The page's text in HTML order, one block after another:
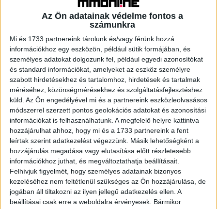
Az Ön adatainak védelme fontos a
számunkra
Mi és 1733 partnereink tárolunk és/vagy férünk hozzá
információkhoz egy eszközön, például sütik formájában, és
személyes adatokat dolgozunk fel, például egyedi azonosítókat
és standard információkat, amelyeket az eszköz személyre
szabott hirdetésekhez és tartalomhoz, hirdetések és tartalmak
méréséhez, közönségmérésekhez és szolgáltatásfejlesztéshez
küld. Az Ön engedélyével mi és a partnereink eszközleolvasásos
módszerrel szerzett pontos geolokációs adatokat és azonosítási
információkat is felhasználhatunk. A megfelelő helyre kattintva
hozzájárulhat ahhoz, hogy mi és a 1733 partnereink a fent
leírtak szerint adatkezelést végezzünk. Másik lehetőségként a
hozzájárulás megadása vagy elutasítása előtt részletesebb
információkhoz juthat, és megváltoztathatja beállításait.
Felhívjuk figyelmét, hogy személyes adatainak bizonyos
kezeléséhez nem feltétlenül szükséges az Ön hozzájárulása, de
jogában áll tiltakozni az ilyen jellegű adatkezelés ellen. A
beállításai csak erre a weboldalra érvényesek. Bármikor
alkalmazása: a sörgyár 100%-ban magyar árpát használ,
és kiemelt figyelmet fordít a magyar komlótermesztés
újjáélesztésére, felvirágoztatására az Ökumenikus
Segélyszervezettel elindított stratégiai együttműködés
keretében.
„Mindig is fontosnak tartottuk, hogy felelősségteljesen
végezzük munkánkat abban a közösségben, ahol
működik. Ennek jegyében számos módon támogatjuk a
helyi gazdaságot és a beszállítókat, miközben stabil és
változatos karrierlehetőségeket kínálunk a régióban
élőknek. Emellett szoros kapcsolatot ápolunk a helyi
oktatási intézményekkel, és aktívan hozzájárulunk Sopron
kulturális és sportéletéhez. A helyi közösségek mellett
országos szinten is segítjük a közösségi élményeket
nyújtó események, fesztiválok és sportesemények
létrejöttét, ezzel erősítve az összetartozás érzését
minden olyan közösségben, ahol jelen vagyunk” – mondta